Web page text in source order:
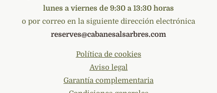
lunes a viernes de 9:30 a 13:30 horas
o por correo en la siguiente dirección electrónica
reserves@cabanesalsarbres.com
Política de cookies
Aviso legal
Garantía complementaria